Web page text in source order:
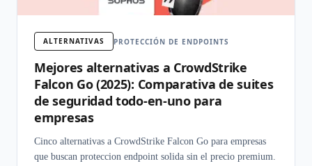
ALTERNATIVAS PROTECCIÓN DE ENDPOINTS
Mejores alternativas a CrowdStrike
Falcon Go (2025): Comparativa de suites
de seguridad todo-en-uno para
empresas
Cinco alternativas a CrowdStrike Falcon Go para empresas
que buscan proteccion endpoint solida sin el precio premium.